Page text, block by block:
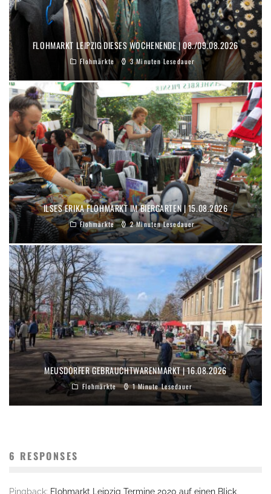
FLOHMARKT LEIPZIG DIESES WOCHENENDE | 08./09.08.2026
Flohmärkte 3 Minuten Lesedauer
ILSES ERIKA FLOHMARKT IM BIERGARTEN | 15.08.2026
Flohmärkte 2 Minuten Lesedauer
MEUSDORFER GEBRAUCHTWARENMARKT | 16.08.2026
Flohmärkte 1 Minute Lesedauer
6 RESPONSES
Pingback: Flohmarkt Leipzig Termine 2020 auf einen Blick